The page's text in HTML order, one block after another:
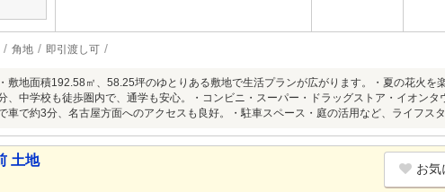
角地 即引渡し可
・敷地面積192.58㎡、58.25坪のゆとりある敷地で生活プランが広がります。・夏の花火
、中学校も徒歩圏内で、通学も安心。・コンビニ・スーパー・ドラッグストア・イオン
車で約3分、名古屋方面へのアクセスも良好。・駐車スペース・庭の活用など、ライフス
土地
お気